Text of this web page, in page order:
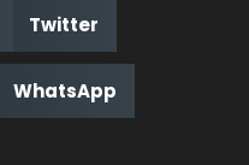
Twitter
WhatsApp